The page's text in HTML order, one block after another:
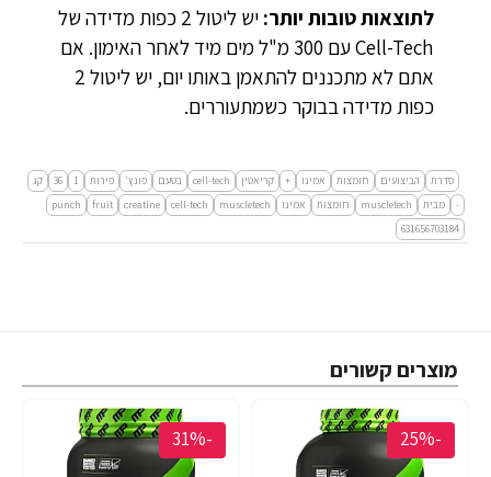
לתוצאות טובות יותר:
יש ליטול 2 כפות מדידה של
Cell-Tech עם 300 מ"ל מים מיד לאחר האימון. אם
אתם לא מתכננים להתאמן באותו יום, יש ליטול 2
כפות מדידה בבוקר כשמתעוררים.
סדרת הביצועים חומצות אמינו + קריאטין cell-tech בטעם פונץ' פירות 1
36
קג
-
מבית muscletech חומצות אמינו muscletech
cell-tech
creatine
fruit
punch
631656703184
מוצרים קשורים
-25%
-31%